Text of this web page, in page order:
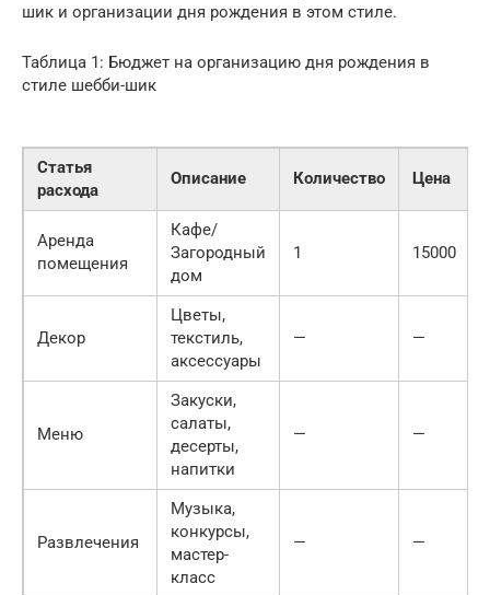
шик и организации дня рождения в этом стиле.
Таблица 1: Бюджет на организацию дня рождения в
стиле шебби-шик
Статья
расхода
Описание Количество Цена
Аренда
помещения
Кафе/
Загородный
дом
1 15000
Декор
Цветы,
текстиль,
аксессуары
— —
Меню
Закуски,
салаты,
десерты,
напитки
— —
Развлечения
Музыка,
конкурсы,
мастер-
класс
— —